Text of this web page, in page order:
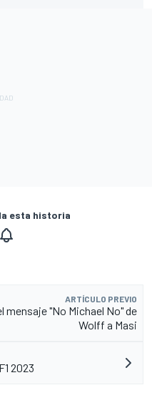
esta historia
ARTÍCULO PREVIO
mensaje "No Michael No" de
Wolff a Masi
2023